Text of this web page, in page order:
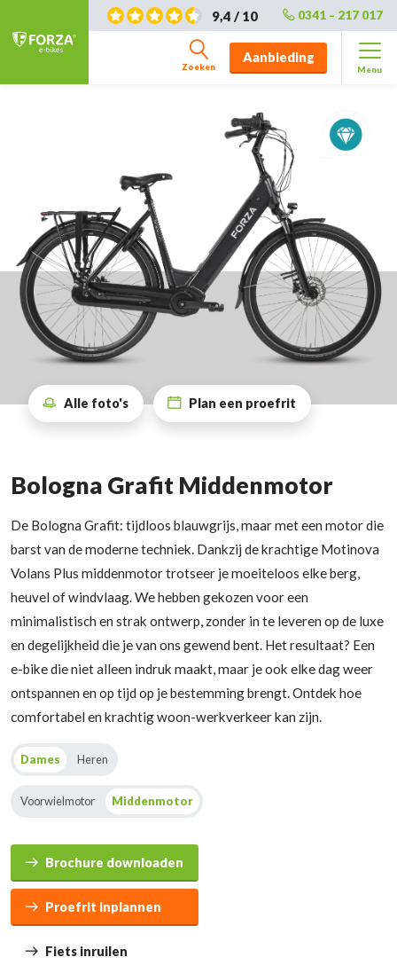
9,4 / 10 0341 – 217 017
Zoeken
Aanbieding
Menu
Bologna Grafit Middenmotor
De Bologna Grafit: tijdloos blauwgrijs, maar met een motor die
barst van de moderne techniek. Dankzij de krachtige Motinova
Volans Plus middenmotor trotseer je moeiteloos elke berg,
heuvel of windvlaag. We hebben gekozen voor een
minimalistisch en strak ontwerp, zonder in te leveren op de luxe
en degelijkheid die je van ons gewend bent. Het resultaat? Een
e-bike die niet alleen indruk maakt, maar je ook elke dag weer
ontspannen en op tijd op je bestemming brengt. Ontdek hoe
comfortabel en krachtig woon-werkverkeer kan zijn.
Dames Heren
Voorwielmotor Middenmotor
Brochure downloaden
Proefrit inplannen
Fiets inruilen
Alle foto's Plan een proefrit